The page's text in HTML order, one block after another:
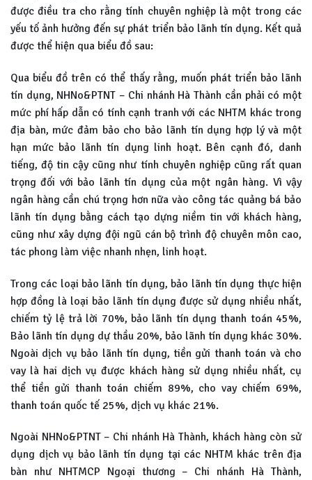
được điều tra cho rằng tính chuyên nghiệp là một trong các
yếu tố ảnh hưởng đến sự phát triển bảo lãnh tín dụng. Kết quả
được thể hiện qua biểu đồ sau:
Qua biểu đồ trên có thể thấy rằng, muốn phát triển bảo lãnh
tín dụng, NHNo&PTNT – Chi nhánh Hà Thành cần phải có một
mức phí hấp dẫn có tính cạnh tranh với các NHTM khác trong
địa bàn, mức đảm bảo cho bảo lãnh tín dụng hợp lý và một
hạn mức bảo lãnh tín dụng linh hoạt. Bên cạnh đó, danh
tiếng, độ tin cậy cũng như tính chuyên nghiệp cũng rất quan
trọng đối với bảo lãnh tín dụng của một ngân hàng. Vì vậy
ngân hàng cần chú trọng hơn nữa vào công tác quảng bá bảo
lãnh tín dụng bằng cách tạo dựng niềm tin với khách hàng,
cũng như xây dựng đội ngũ cán bộ trình độ chuyên môn cao,
tác phong làm việc nhanh nhẹn, linh hoạt.
Trong các loại bảo lãnh tín dụng, bảo lãnh tín dụng thực hiện
hợp đồng là loại bảo lãnh tín dụng được sử dụng nhiều nhất,
chiếm tỷ lệ trả lời 70%, bảo lãnh tín dụng thanh toán 45%,
Bảo lãnh tín dụng dự thầu 20%, bảo lãnh tín dụng khác 30%.
Ngoài dịch vụ bảo lãnh tín dụng, tiền gửi thanh toán và cho
vay là hai dịch vụ được khách hàng sử dụng nhiều nhất, cụ
thể tiền gửi thanh toán chiếm 89%, cho vay chiếm 69%,
thanh toán quốc tế 25%, dịch vụ khác 21%.
Ngoài NHNo&PTNT – Chi nhánh Hà Thành, khách hàng còn sử
dụng dịch vụ bảo lãnh tín dụng tại các NHTM khác trên địa
bàn như NHTMCP Ngoại thương – Chi nhánh Hà Thành,